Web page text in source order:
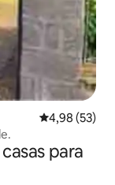
4,98 de uma
4,98 (53)
para